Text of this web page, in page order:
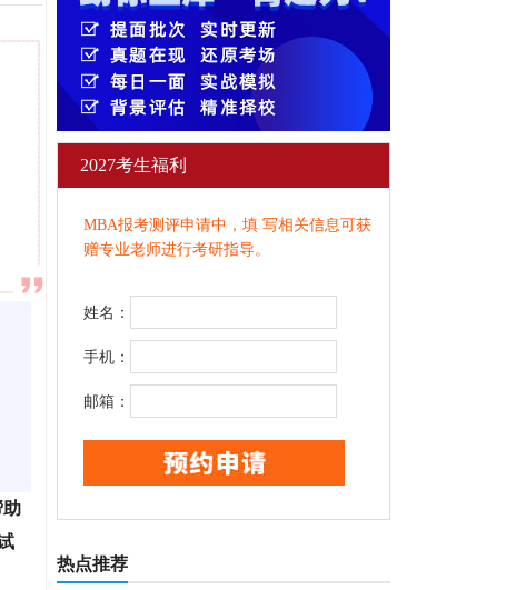
助
2027考生福利
MBA报考测评申请中，填 写相关信息可获
赠专业老师进行考研指导。
姓名：
手机：
邮箱：
热点推荐